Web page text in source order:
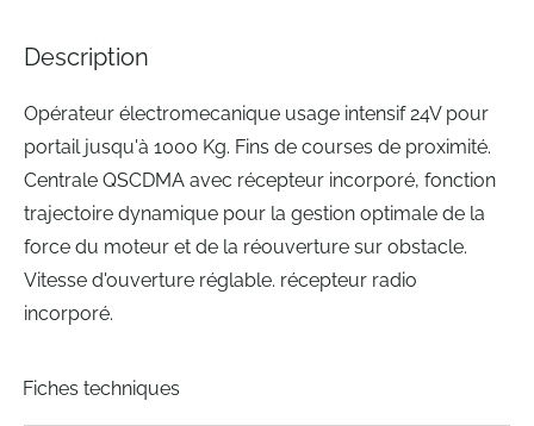
gallery
Description
Opérateur électromecanique usage intensif 24V pour
portail jusqu'à 1000 Kg. Fins de courses de proximité.
Centrale QSCDMA avec récepteur incorporé, fonction
trajectoire dynamique pour la gestion optimale de la
force du moteur et de la réouverture sur obstacle.
Vitesse d'ouverture réglable. récepteur radio
incorporé.
Fiches techniques